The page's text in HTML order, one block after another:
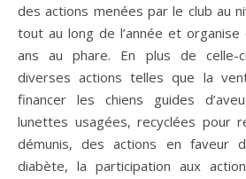
des actions menées par le club au
tout au long de l’année et
ans au phare. En plus de celle-
diverses actions telles que la
financer les chiens guides
lunettes usagées, recyclées pour
démunis, des actions en faveur
diabète, la participation aux